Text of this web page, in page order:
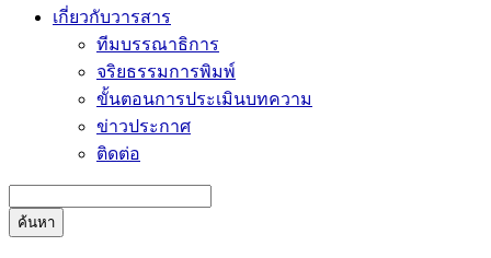
เกี่ยวกับวารสาร
ทีมบรรณาธิการ
จริยธรรมการพิมพ์
ขั้นตอนการประเมินบทความ
ข่าวประกาศ
ติดต่อ
ค้นหา